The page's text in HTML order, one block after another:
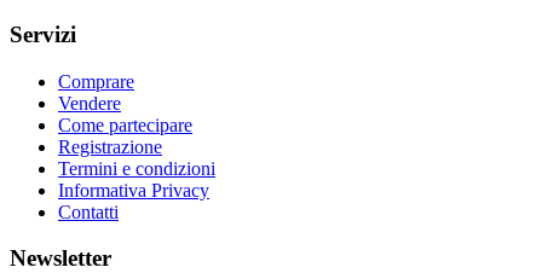
Servizi
Comprare
Vendere
Come partecipare
Registrazione
Termini e condizioni
Informativa Privacy
Contatti
Newsletter